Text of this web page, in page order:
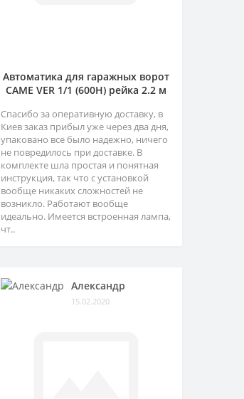
Автоматика для гаражных ворот
CAME VER 1/1 (600H) рейка 2.2 м
Спасибо за оперативную доставку, в
Киев заказ прибыл уже через два дня,
упаковано все было надежно, ничего
не повредилось при доставке. В
комплекте шла простая и понятная
инструкция, так что с установкой
вообще никаких сложностей не
возникло. Работают вообще
идеально. Имеется встроенная лампа,
чт..
Александр
15.02.2020